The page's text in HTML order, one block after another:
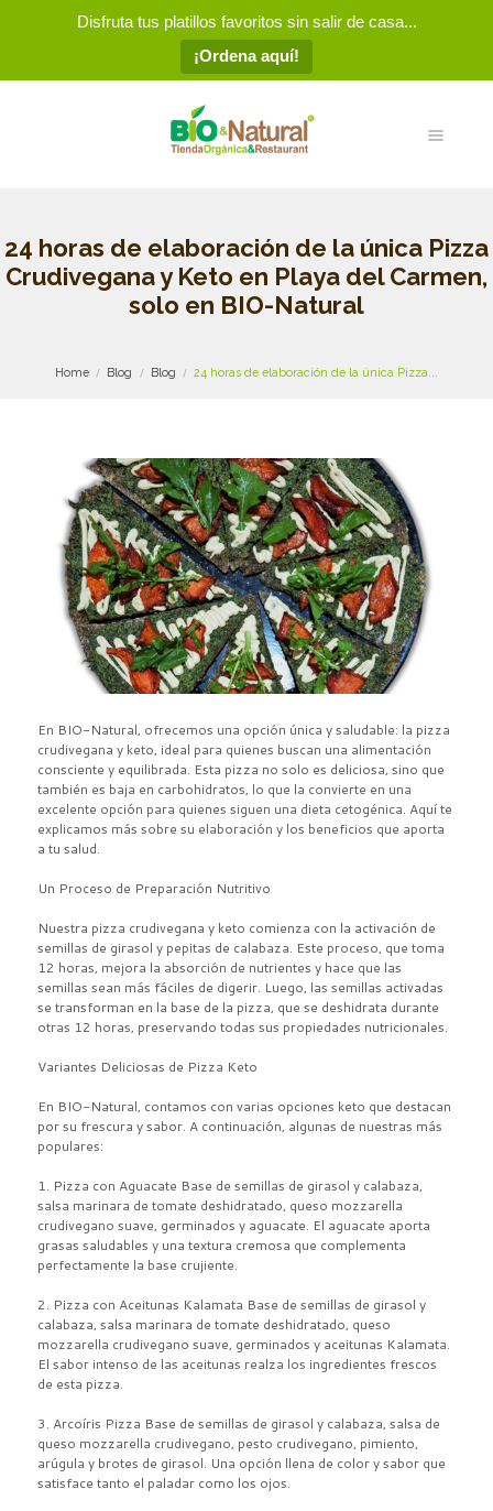
Disfruta tus platillos favoritos sin salir de casa...
¡Ordena aquí!
24 horas de elaboración de la única Pizza
Crudivegana y Keto en Playa del Carmen,
solo en BIO-Natural
Home Blog Blog 24 horas de elaboración de la única Pizza...
En BIO-Natural, ofrecemos una opción única y saludable: la pizza
crudivegana y keto, ideal para quienes buscan una alimentación
consciente y equilibrada. Esta pizza no solo es deliciosa, sino que
también es baja en carbohidratos, lo que la convierte en una
excelente opción para quienes siguen una dieta cetogénica. Aquí te
explicamos más sobre su elaboración y los beneficios que aporta
a tu salud.
Un Proceso de Preparación Nutritivo
Nuestra pizza crudivegana y keto comienza con la activación de
semillas de girasol y pepitas de calabaza. Este proceso, que toma
12 horas, mejora la absorción de nutrientes y hace que las
semillas sean más fáciles de digerir. Luego, las semillas activadas
se transforman en la base de la pizza, que se deshidrata durante
otras 12 horas, preservando todas sus propiedades nutricionales.
Variantes Deliciosas de Pizza Keto
En BIO-Natural, contamos con varias opciones keto que destacan
por su frescura y sabor. A continuación, algunas de nuestras más
populares:
1. Pizza con Aguacate Base de semillas de girasol y calabaza,
salsa marinara de tomate deshidratado, queso mozzarella
crudivegano suave, germinados y aguacate. El aguacate aporta
grasas saludables y una textura cremosa que complementa
perfectamente la base crujiente.
2. Pizza con Aceitunas Kalamata Base de semillas de girasol y
calabaza, salsa marinara de tomate deshidratado, queso
mozzarella crudivegano suave, germinados y aceitunas Kalamata.
El sabor intenso de las aceitunas realza los ingredientes frescos
de esta pizza.
3. Arcoíris Pizza Base de semillas de girasol y calabaza, salsa de
queso mozzarella crudivegano, pesto crudivegano, pimiento,
arúgula y brotes de girasol. Una opción llena de color y sabor que
satisface tanto el paladar como los ojos.